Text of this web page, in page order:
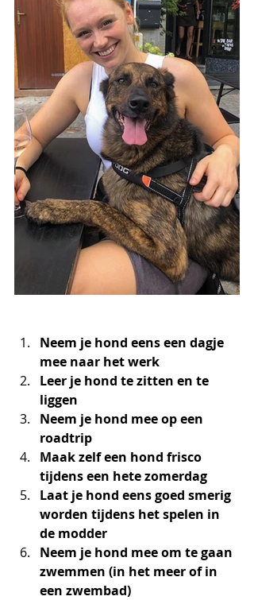
Neem je hond eens een dagje
mee naar het werk
Leer je hond te zitten en te
liggen
Neem je hond mee op een
roadtrip
Maak zelf een hond frisco
tijdens een hete zomerdag
Laat je hond eens goed smerig
worden tijdens het spelen in
de modder
Neem je hond mee om te gaan
zwemmen (in het meer of in
een zwembad)